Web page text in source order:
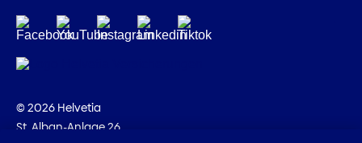
© 2026 Helvetia
St. Alban-Anlage 26